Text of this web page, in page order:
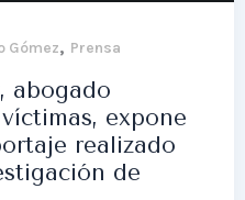
Gómez, Prensa
abogado
expone
realizado
de